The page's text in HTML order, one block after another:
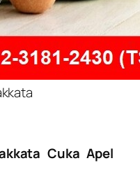
Cuka Apel